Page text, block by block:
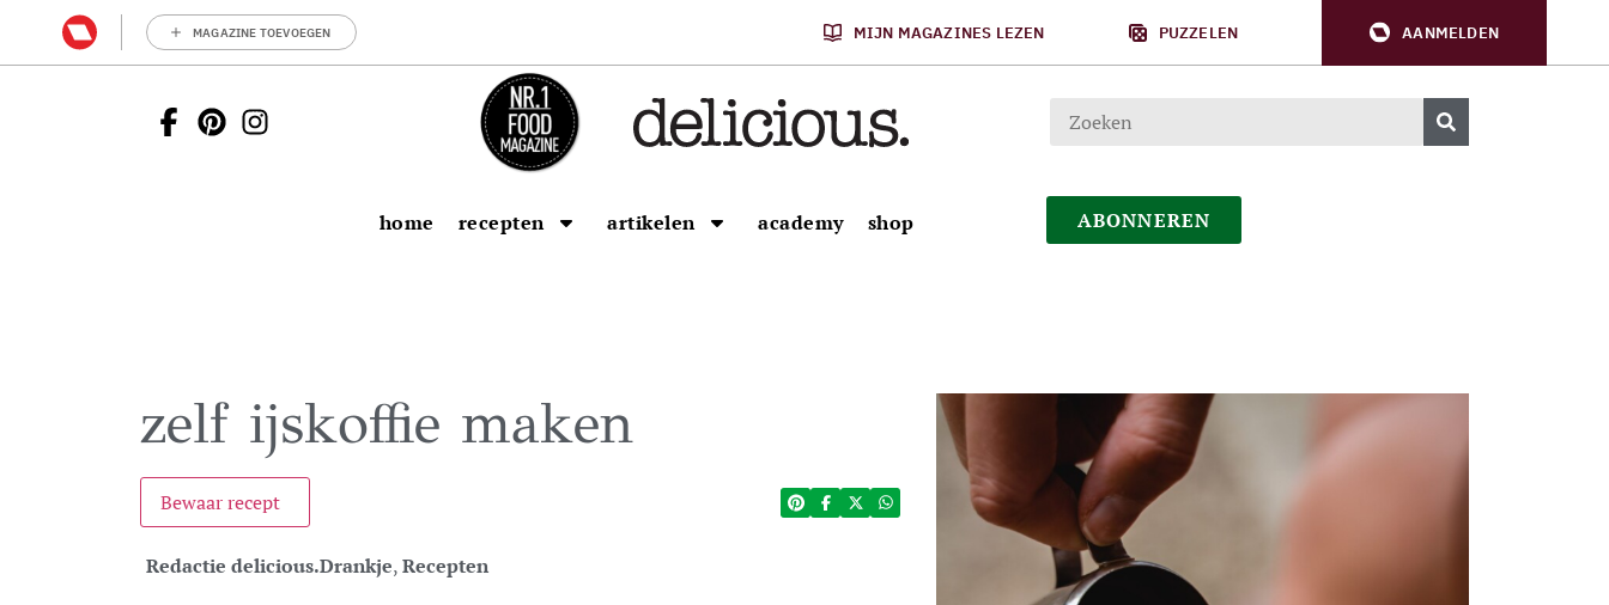
MAGAZINE TOEVOEGEN MIJN MAGAZINES LEZEN PUZZELEN AANMELDEN
home recepten artikelen academy shop ABONNEREN
zelf ijskoffie maken
Bewaar recept
Redactie delicious.Drankje,Recepten